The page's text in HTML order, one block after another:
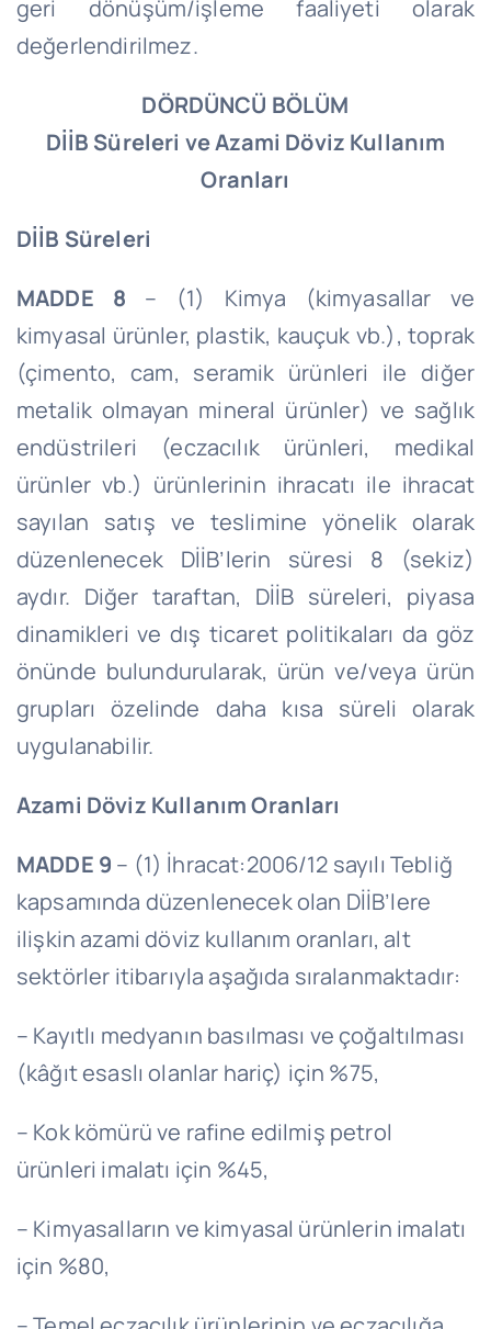
geri dönüşüm/işleme faaliyeti olarak
değerlendirilmez.
DÖRDÜNCÜ BÖLÜM
DİİB Süreleri ve Azami Döviz Kullanım
Oranları
DİİB Süreleri
MADDE 8 – (1) Kimya (kimyasallar ve
kimyasal ürünler, plastik, kauçuk vb.), toprak
(çimento, cam, seramik ürünleri ile diğer
metalik olmayan mineral ürünler) ve sağlık
endüstrileri (eczacılık ürünleri, medikal
ürünler vb.) ürünlerinin ihracatı ile ihracat
sayılan satış ve teslimine yönelik olarak
düzenlenecek DİİB’lerin süresi 8 (sekiz)
aydır. Diğer taraftan, DİİB süreleri, piyasa
dinamikleri ve dış ticaret politikaları da göz
önünde bulundurularak, ürün ve/veya ürün
grupları özelinde daha kısa süreli olarak
uygulanabilir.
Azami Döviz Kullanım Oranları
MADDE 9 – (1) İhracat:2006/12 sayılı Tebliğ
kapsamında düzenlenecek olan DİİB’lere
ilişkin azami döviz kullanım oranları, alt
sektörler itibarıyla aşağıda sıralanmaktadır:
– Kayıtlı medyanın basılması ve çoğaltılması
(kâğıt esaslı olanlar hariç) için %75,
– Kok kömürü ve rafine edilmiş petrol
ürünleri imalatı için %45,
– Kimyasalların ve kimyasal ürünlerin imalatı
için %80,